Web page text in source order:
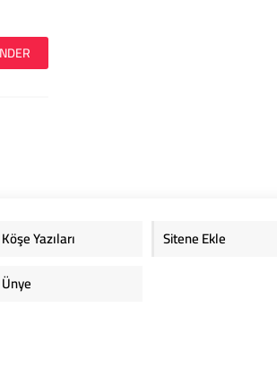
Köşe Yazıları
Sitene Ekle
Ünye